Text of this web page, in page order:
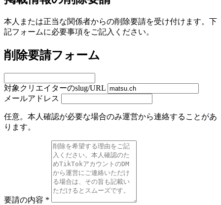
本人または正当な関係者からの削除要請を受け付けます。下
記フォームに必要事項をご記入ください。
削除要請フォーム
対象クリエイターのslug/URL
メールアドレス
任意。本人確認が必要な場合のみ運営から連絡することがあ
ります。
要請の内容 *